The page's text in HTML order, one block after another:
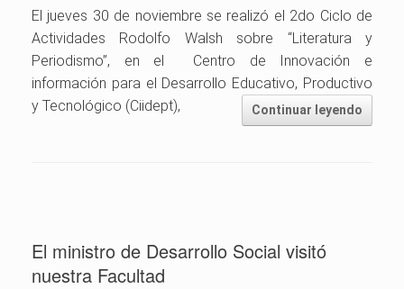
El jueves 30 de noviembre se realizó el 2do Ciclo de
Actividades Rodolfo Walsh sobre “Literatura y
Periodismo”, en el Centro de Innovación e
información para el Desarrollo Educativo, Productivo
y Tecnológico (Ciidept),
Continuar leyendo
El ministro de Desarrollo Social visitó
nuestra Facultad